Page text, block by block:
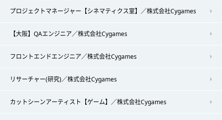
プロジェクトマネージャー【シネマティクス室】／株式会社Cygames
【大阪】QAエンジニア／株式会社Cygames
フロントエンドエンジニア／株式会社Cygames
リサーチャー(研究)／株式会社Cygames
カットシーンアーティスト【ゲーム】／株式会社Cygames